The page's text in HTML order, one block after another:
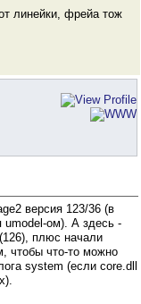
линейки, фрейа тож
версия 123/36 (в
umodel-ом). А здесь -
плюс начали
чтобы что-то можно
system (если core.dll